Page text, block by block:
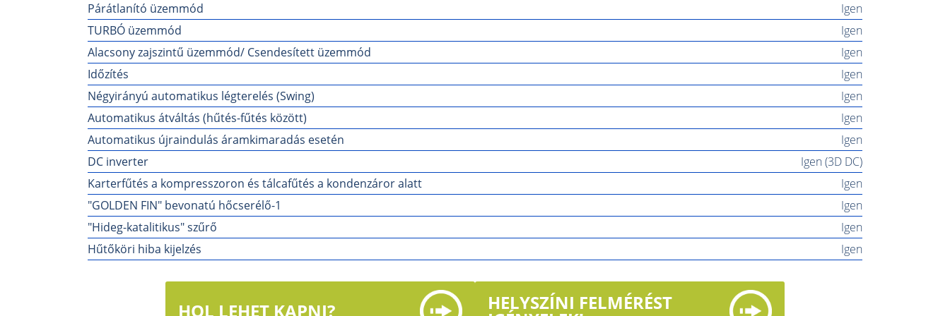
Párátlanító üzemmód
Igen
TURBÓ üzemmód
Igen
Alacsony zajszintű üzemmód/ Csendesített üzemmód
Igen
Időzítés
Igen
Négyirányú automatikus légterelés (Swing)
Igen
Automatikus átváltás (hűtés-fűtés között)
Igen
Automatikus újraindulás áramkimaradás esetén
Igen
DC inverter
Igen (3D DC)
Karterfűtés a kompresszoron és tálcafűtés a kondenzáror alatt
Igen
"GOLDEN FIN" bevonatú hőcserélő-1
Igen
"Hideg-katalitikus" szűrő
Igen
Hűtőköri hiba kijelzés
Igen
HOL LEHET KAPNI? HELYSZÍNI FELMÉRÉST